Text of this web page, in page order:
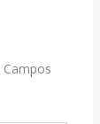
Campos